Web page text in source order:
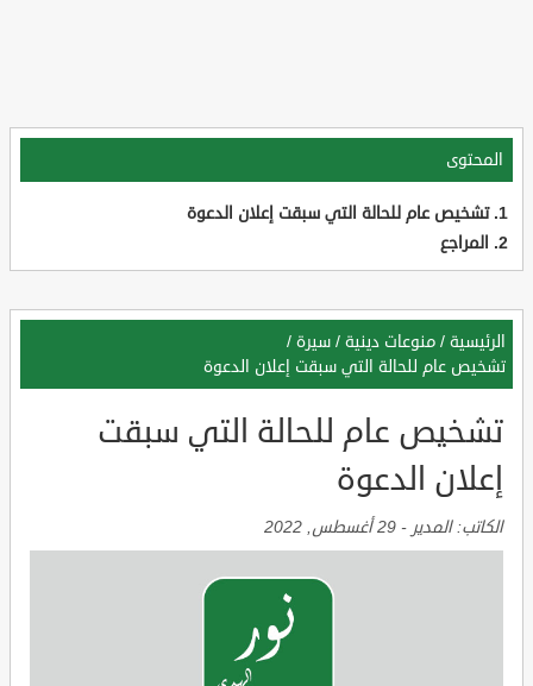
المحتوى
تشخيص عام للحالة التي سبقت إعلان الدعوة
المراجع
الرئيسية / منوعات دينية / سيرة /
تشخيص عام للحالة التي سبقت إعلان الدعوة
تشخيص عام للحالة التي سبقت
إعلان الدعوة
الكاتب:المدير - 29 أغسطس, 2022